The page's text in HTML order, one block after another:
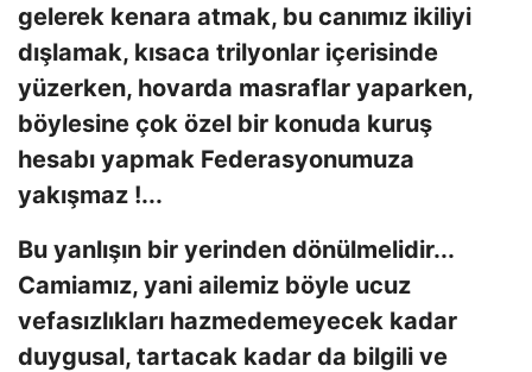
gelerek kenara atmak, bu canımız ikiliyi
dışlamak, kısaca trilyonlar içerisinde
yüzerken, hovarda masraflar yaparken,
böylesine çok özel bir konuda kuruş
hesabı yapmak Federasyonumuza
yakışmaz !...
Bu yanlışın bir yerinden dönülmelidir...
Camiamız, yani ailemiz böyle ucuz
vefasızlıkları hazmedemeyecek kadar
duygusal, tartacak kadar da bilgili ve